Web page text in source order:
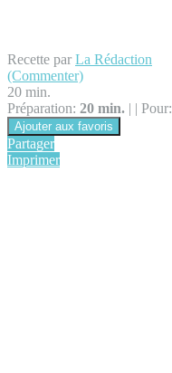
Recette par La Rédaction
(Commenter)
20 min.
Préparation: 20 min. | | Pour:
Ajouter aux favoris
Partager
Imprimer